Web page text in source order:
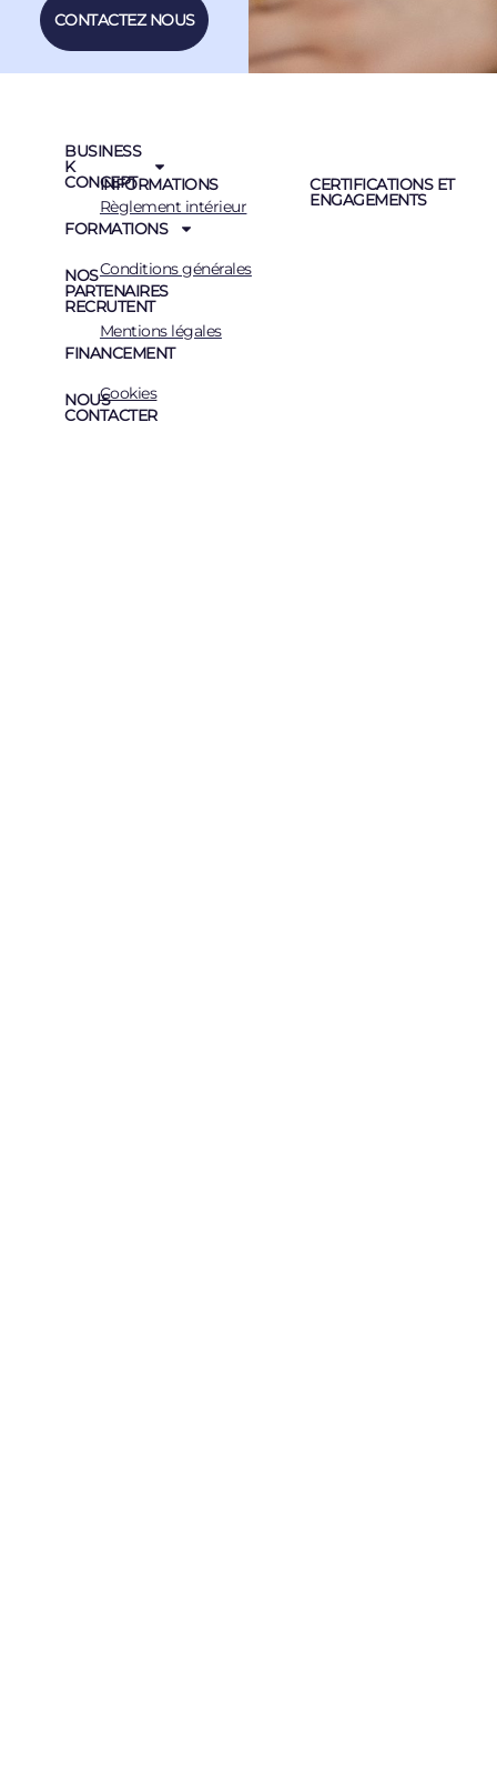
CONTACTEZ NOUS
BUSINESS
K
CONCEPT
FORMATIONS
NOS
PARTENAIRES
RECRUTENT
FINANCEMENT
NOUS
CONTACTER
INFORMATIONS
Règlement intérieur
Conditions générales
Mentions légales
Cookies
CERTIFICATIONS ET
ENGAGEMENTS